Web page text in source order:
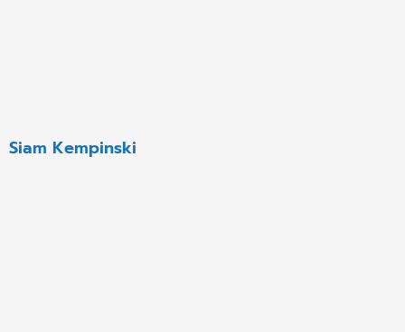
Siam Kempinski